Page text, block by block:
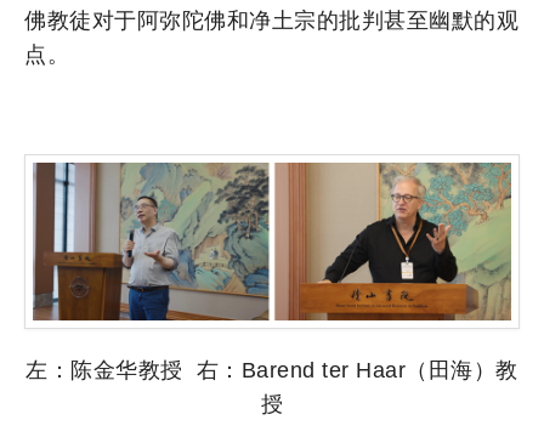
佛教徒对于阿弥陀佛和净土宗的批判甚至幽默的观
点。
左：陈金华教授 右：Barend ter Haar（田海）教
授